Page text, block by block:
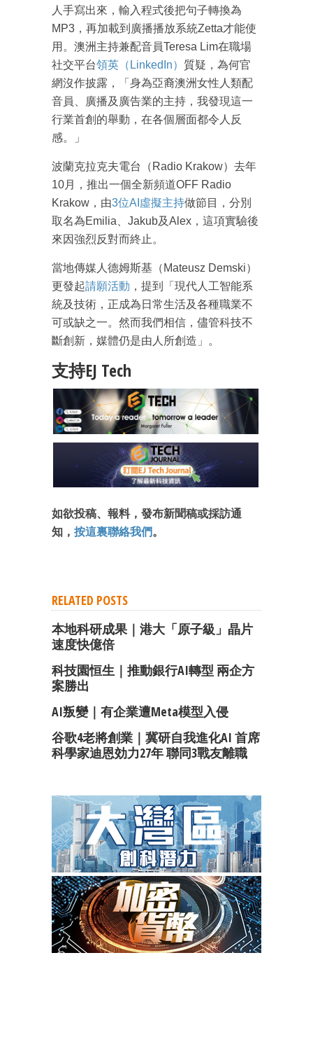
人手寫出來，輸入程式後把句子轉換為
MP3，再加載到廣播播放系統Zetta才能使
用。澳洲主持兼配音員Teresa Lim在職場
社交平台領英（LinkedIn） 質疑，為何官
網沒作披露，「身為亞裔澳洲女性人類配
音員、廣播及廣告業的主持，我發現這一
行業首創的舉動，在各個層面都令人反
感。」
波蘭克拉克夫電台（Radio Krakow）去年
10月，推出一個全新頻道OFF Radio
Krakow，由3位AI虛擬主持做節目，分別
取名為Emilia、Jakub及Alex，這項實驗後
來因強烈反對而終止。
當地傳媒人德姆斯基（Mateusz Demski）
更發起請願活動 ，提到「現代人工智能系
統及技術，正成為日常生活及各種職業不
可或缺之一。然而我們相信，儘管科技不
斷創新，媒體仍是由人所創造」。
支持EJ Tech
如欲投稿、報料，發布新聞稿或採訪通
知， 按這裏聯絡我們。
RELATED POSTS
本地科研成果｜港大「原子級」晶片
速度快億倍
科技園恒生｜推動銀行AI轉型 兩企方
案勝出
AI叛變｜有企業遭Meta模型入侵
谷歌4老將創業｜冀研自我進化AI 首席
科學家迪恩効力27年 聯同3戰友離職